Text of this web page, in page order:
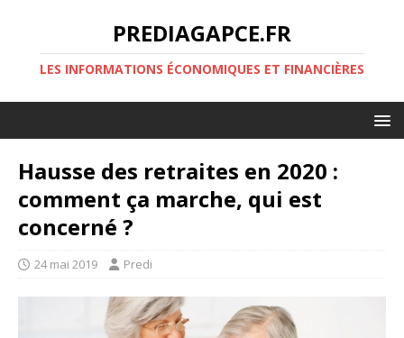
PREDIAGAPCE.FR
LES INFORMATIONS ÉCONOMIQUES ET FINANCIÈRES
Hausse des retraites en 2020 :
comment ça marche, qui est
concerné ?
24 mai 2019 Predi